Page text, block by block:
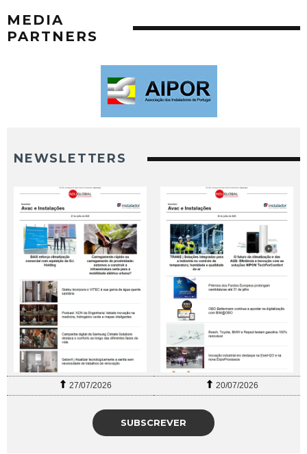
MEDIA
PARTNERS
NEWSLETTERS
27/07/2026 20/07/2026
SUBSCREVER